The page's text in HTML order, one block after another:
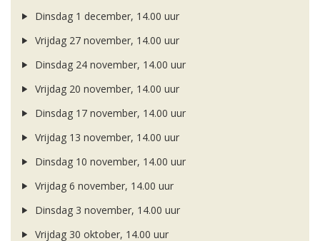
Dinsdag 1 december, 14.00 uur
Vrijdag 27 november, 14.00 uur
Dinsdag 24 november, 14.00 uur
Vrijdag 20 november, 14.00 uur
Dinsdag 17 november, 14.00 uur
Vrijdag 13 november, 14.00 uur
Dinsdag 10 november, 14.00 uur
Vrijdag 6 november, 14.00 uur
Dinsdag 3 november, 14.00 uur
Vrijdag 30 oktober, 14.00 uur